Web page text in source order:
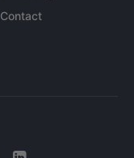
Contact